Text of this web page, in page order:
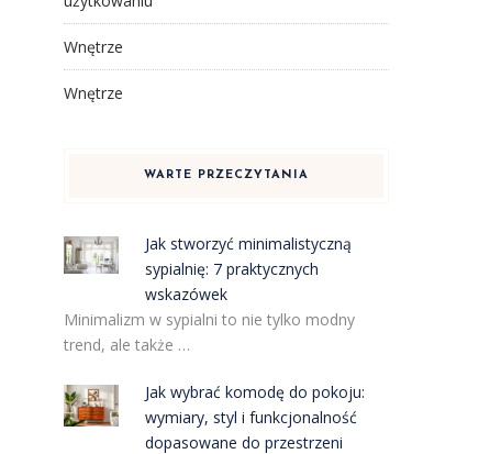
Wnętrze
Wnętrze
WARTE PRZECZYTANIA
Jak stworzyć minimalistyczną
sypialnię: 7 praktycznych
wskazówek
Minimalizm w sypialni to nie tylko modny
trend, ale także …
Jak wybrać komodę do pokoju:
wymiary, styl i funkcjonalność
dopasowane do przestrzeni